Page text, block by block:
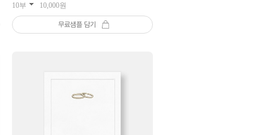
10부 10,000원
무료샘플 담기